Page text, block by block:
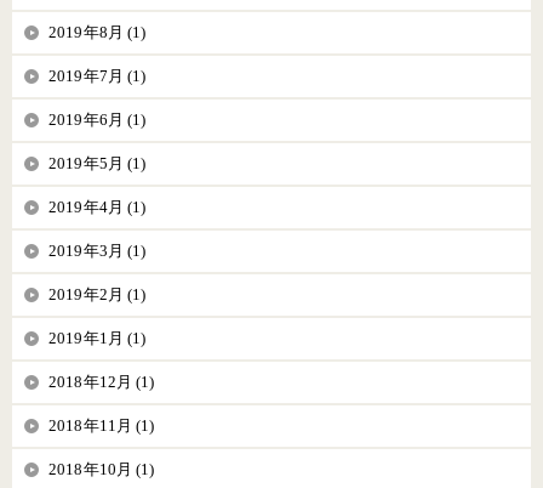
2019年8月 (1)
2019年7月 (1)
2019年6月 (1)
2019年5月 (1)
2019年4月 (1)
2019年3月 (1)
2019年2月 (1)
2019年1月 (1)
2018年12月 (1)
2018年11月 (1)
2018年10月 (1)